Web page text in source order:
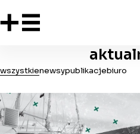
wszystkienewsypublikacjebiuro